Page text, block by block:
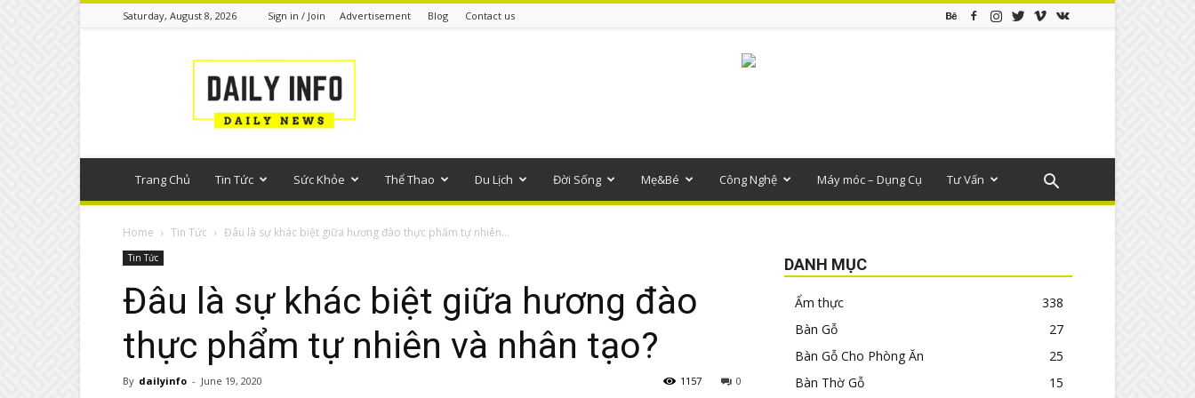
Saturday, August 8, 2026 Sign in / Join Advertisement Blog Contact us
thông
Trang Chủ Tin Tức Sức Khỏe Thể Thao Du Lịch Đời Sống Mẹ&Bé Công Nghệ Máy móc – Dụng Cụ Tư Vấn
Home Tin Tức Đâu là sự khác biệt giữa hương đào thực phẩm tự nhiên...
Tin Tức
Đâu là sự khác biệt giữa hương đào
thực phẩm tự nhiên và nhân tạo?
By dailyinfo - June 19, 2020 0
1157
DANH MỤC
Ẩm thực
338
Bàn Gỗ
27
Bàn Gỗ Cho Phòng Ăn
25
Bàn Thờ Gỗ
15